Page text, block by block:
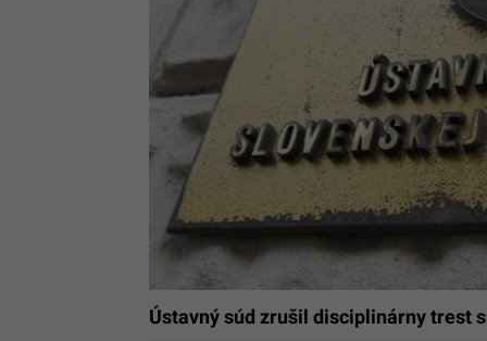
Ústavný súd zrušil disciplinárny trest